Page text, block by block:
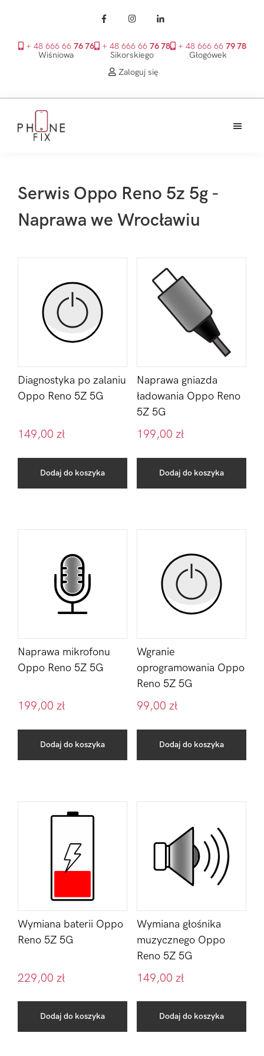
+ 48 666 66 76 76
Wiśniowa
+ 48 666 66 76 78
Sikorskiego
+ 48 666 66 79 78
Głogówek
Zaloguj się
głównego
Serwis Oppo Reno 5z 5g -
Naprawa we Wrocławiu
Diagnostyka po zalaniu
Oppo Reno 5Z 5G
149,00 zł
Dodaj do koszyka
Naprawa gniazda
ładowania Oppo Reno
5Z 5G
199,00 zł
Dodaj do koszyka
Naprawa mikrofonu
Oppo Reno 5Z 5G
199,00 zł
Dodaj do koszyka
Wgranie
oprogramowania Oppo
Reno 5Z 5G
99,00 zł
Dodaj do koszyka
Wymiana baterii Oppo
Reno 5Z 5G
229,00 zł
Dodaj do koszyka
Wymiana głośnika
muzycznego Oppo
Reno 5Z 5G
149,00 zł
Dodaj do koszyka